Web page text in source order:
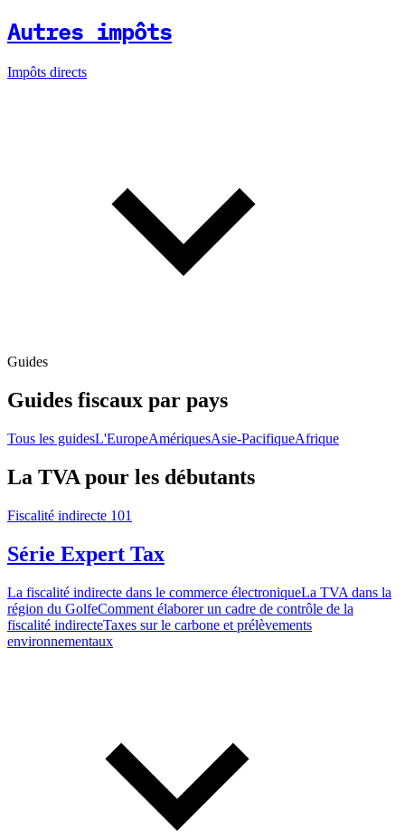
Autres impôts
Impôts directs
Guides
Guides fiscaux par pays
Tous les guidesL'EuropeAmériquesAsie-PacifiqueAfrique
La TVA pour les débutants
Fiscalité indirecte 101
Série Expert Tax
La fiscalité indirecte dans le commerce électroniqueLa TVA dans la
région du GolfeComment élaborer un cadre de contrôle de la
fiscalité indirecteTaxes sur le carbone et prélèvements
environnementaux